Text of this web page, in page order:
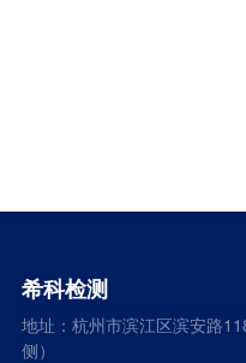
希科检测
地址：杭州市滨江区滨安路
侧）